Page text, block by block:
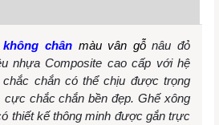
chân màu vân gỗnâu đỏ
nhựa Composite cao cấp với hệ
chắn có thể chịu được trọng
cực chắc chắn bền đẹp. Ghế xông
thiết kế thông minh được gắn trực